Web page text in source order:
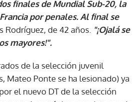
finales de Mundial Sub-20, la
por penales. Al final se
Rodríguez, de 42 años. "¡Ojalá se
mayores!".
de la selección juvenil
Mateo Ponte se ha lesionado) ya
el nuevo DT de la selección